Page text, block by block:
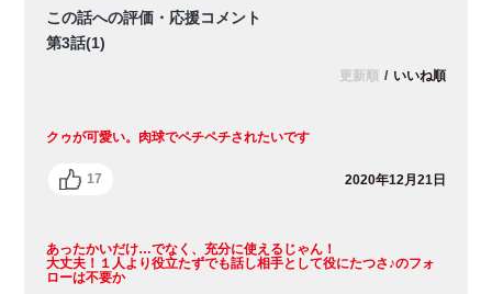
この話への評価・応援コメント
第3話(1)
更新順 / いいね順
クゥが可愛い。肉球でペチペチされたいです
17 2020年12月21日
あったかいだけ…でなく、充分に使えるじゃん！
大丈夫！１人より役立たずでも話し相手として役にたつさ♪のフォ
ローは不要か